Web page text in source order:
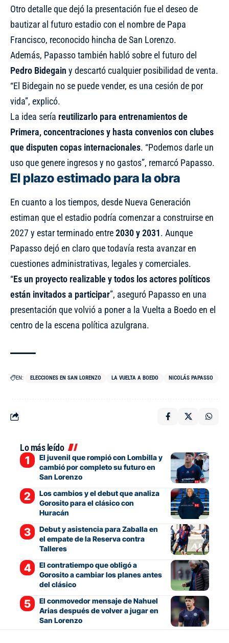
Otro detalle que dejó la presentación fue el deseo de
bautizar al futuro estadio con el nombre de Papa
Francisco, reconocido hincha de San Lorenzo.
Además, Papasso también habló sobre el futuro del
Pedro Bidegain y descartó cualquier posibilidad de venta.
“El Bidegain no se puede vender, es una cesión de por
vida”, explicó.
La idea sería reutilizarlo para entrenamientos de
Primera, concentraciones y hasta convenios con clubes
que disputen copas internacionales. “Podemos darle un
uso que genere ingresos y no gastos”, remarcó Papasso.
El plazo estimado para la obra
En cuanto a los tiempos, desde Nueva Generación
estiman que el estadio podría comenzar a construirse en
2027 y estar terminado entre2030 y 2031. Aunque
Papasso dejó en claro que todavía resta avanzar en
cuestiones administrativas, legales y comerciales.
“Es un proyecto realizable y todos los actores políticos
están invitados a participar”, aseguró Papasso en una
presentación que volvió a poner a la Vuelta a Boedo en el
centro de la escena política azulgrana.
EN: ELECCIONES EN SAN LORENZO LA VUELTA A BOEDO NICOLÁS PAPASSO
Lo más leído
El juvenil que rompió con Lombilla y
cambió por completo su futuro en
San Lorenzo
Los cambios y el debut que analiza
Gorosito para el clásico con
Huracán
Debut y asistencia para Zaballa en
el empate de la Reserva contra
Talleres
El contratiempo que obligó a
Gorosito a cambiar los planes antes
del clásico
El conmovedor mensaje de Nahuel
Arias después de volver a jugar en
San Lorenzo